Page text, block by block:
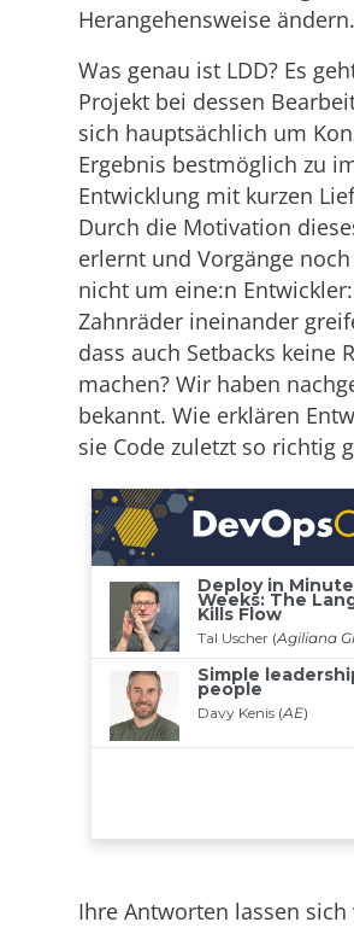
Herangehensweise
Was genau ist LDD? Es
Projekt bei dessen
sich hauptsächlich um
Ergebnis bestmöglich zu
Entwicklung mit kurzen
Durch die Motivation
erlernt und Vorgänge
nicht um eine:n
Zahnräder ineinander
dass auch Setbacks keine
machen? Wir haben
bekannt. Wie erklären
sie Code zuletzt so richtig
Ihre Antworten lassen